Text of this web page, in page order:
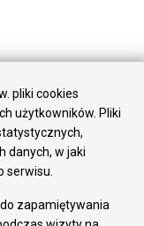
pliki cookies
użytkowników. Pliki
danych, w jaki
serwisu.
zapamiętywania